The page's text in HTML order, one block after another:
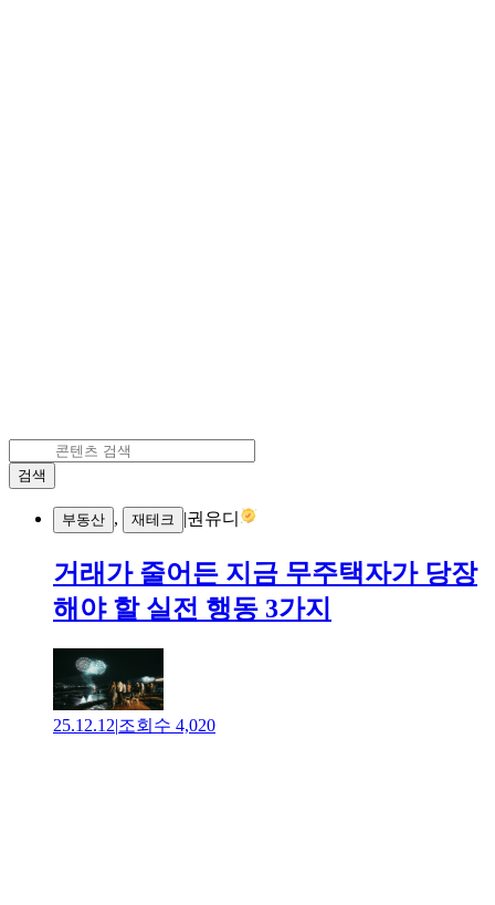
검색
부동산 , 재테크 |권유디
거래가 줄어든 지금 무주택자가 당장
해야 할 실전 행동 3가지
25.12.12|조회수 4,020